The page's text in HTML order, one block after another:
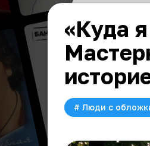
«Куда
# Люди с